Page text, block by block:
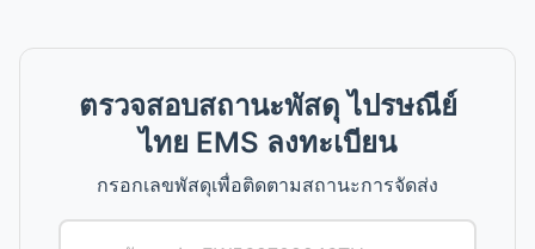
ตรวจสอบสถานะพัสดุ ไปรษณีย์
ไทย EMS ลงทะเบียน
กรอกเลขพัสดุเพื่อติดตามสถานะการจัดส่ง